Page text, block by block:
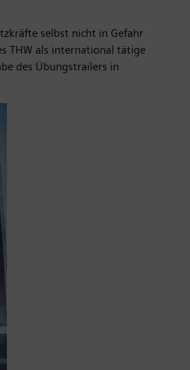
selbst nicht in Gefahr
THW als international tätige
des Übungstrailers in